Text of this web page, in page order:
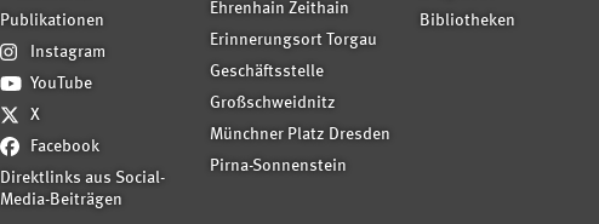
Publikationen
Instagram
YouTube
X
Facebook
Direktlinks aus Social-
Media-Beiträgen
Ehrenhain Zeithain
Erinnerungsort Torgau
Geschäftsstelle
Großschweidnitz
Münchner Platz Dresden
Pirna-Sonnenstein
Bibliotheken